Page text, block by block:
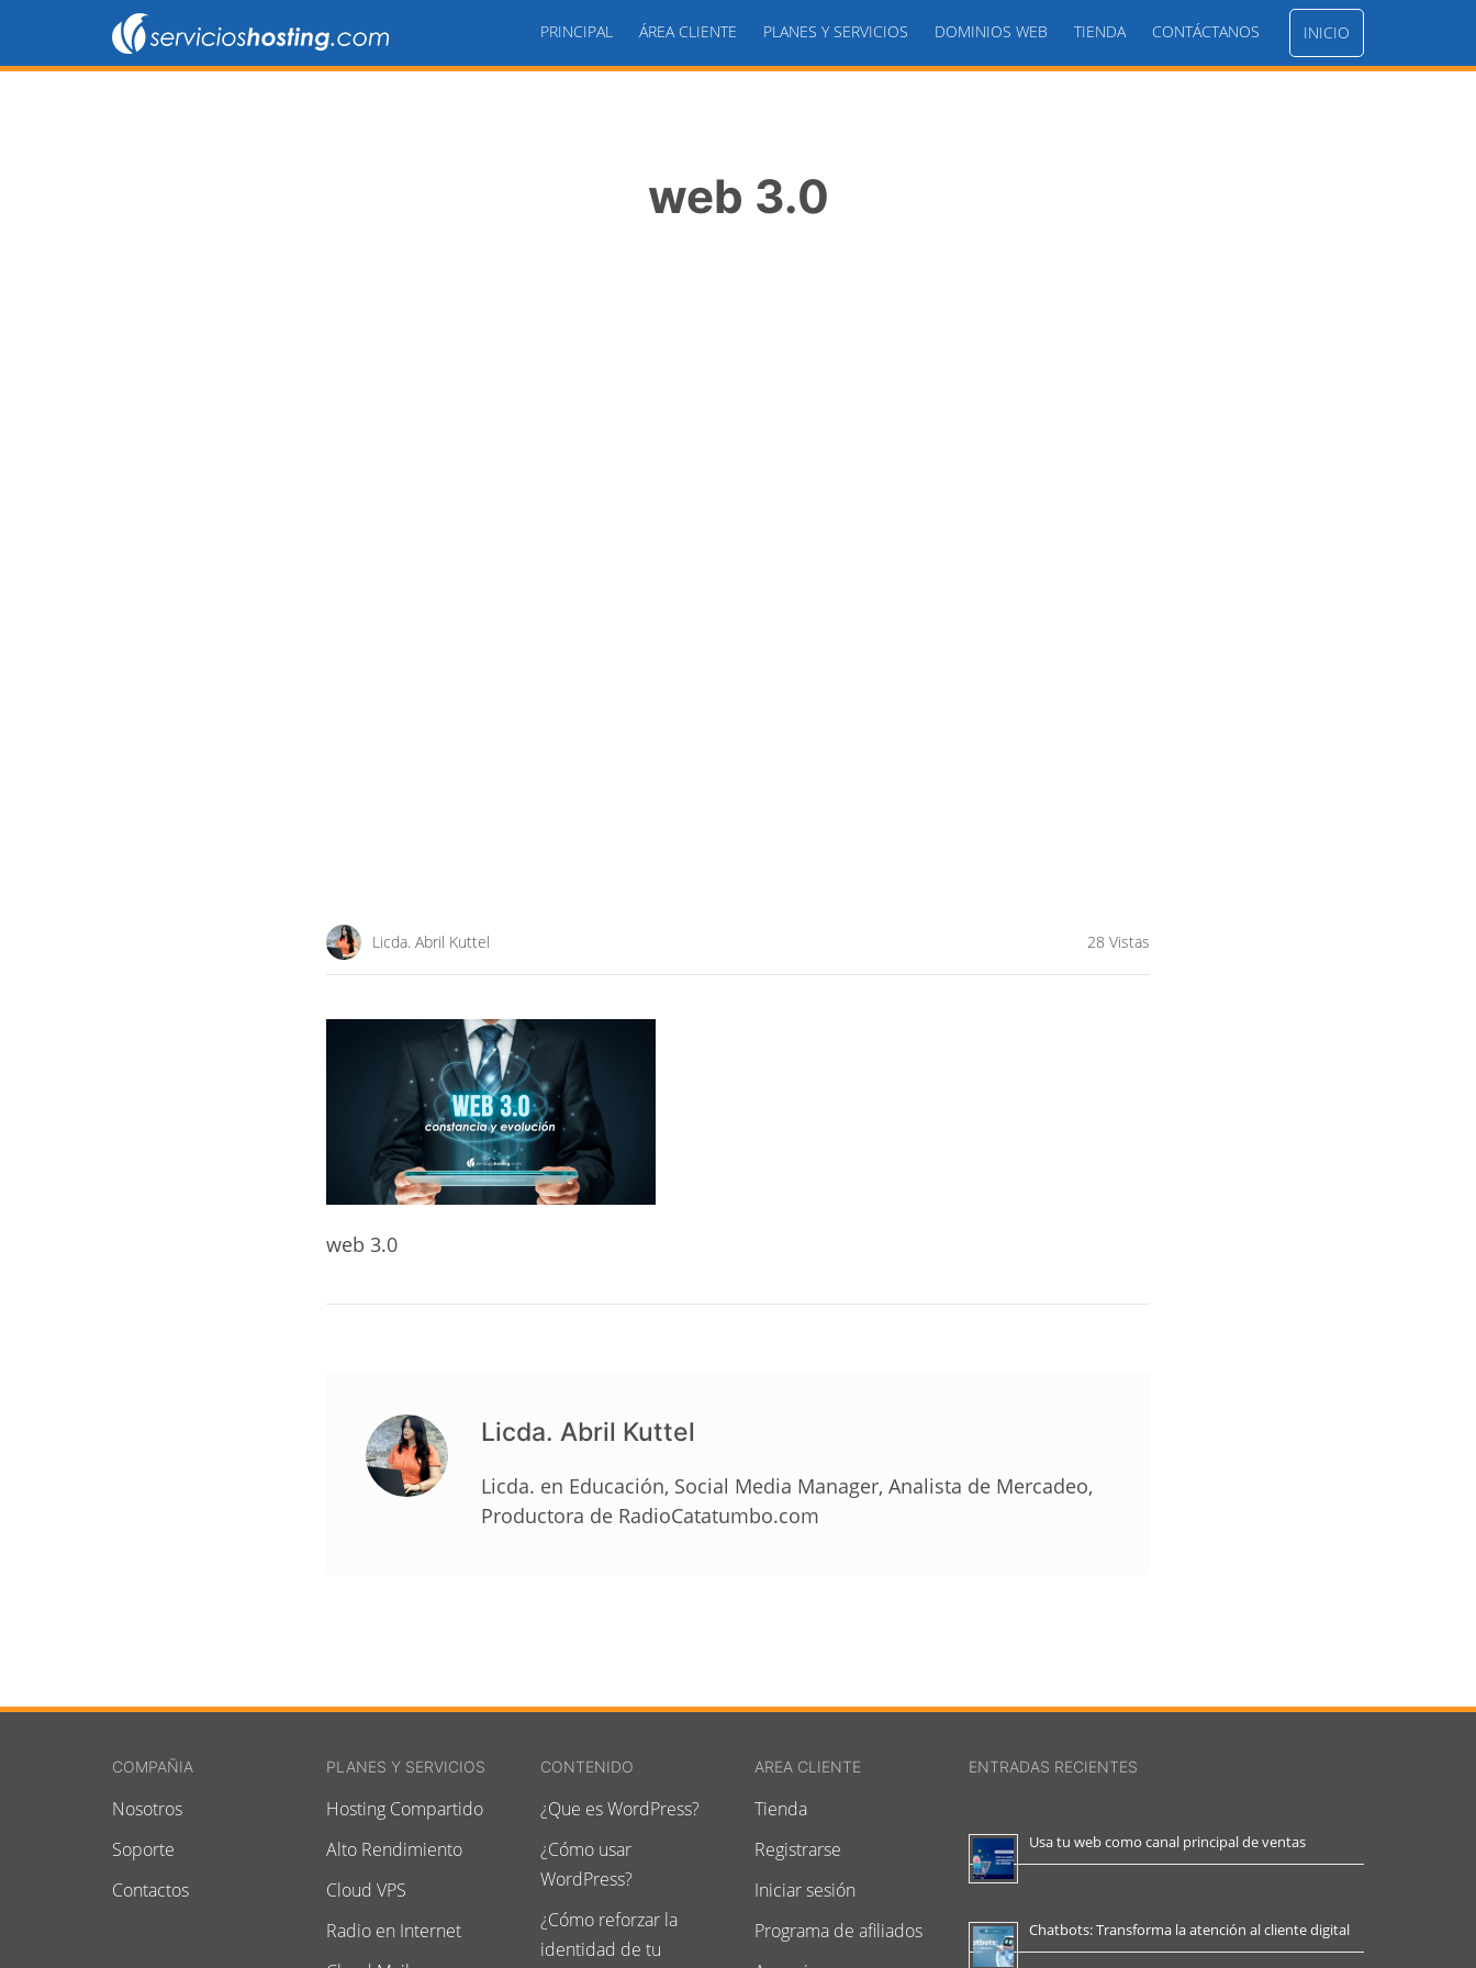
PRINCIPAL ÁREA CLIENTE PLANES Y SERVICIOS DOMINIOS WEB TIENDA CONTÁCTANOS INICIO
web 3.0
Licda. Abril Kuttel 28 Vistas
web 3.0
Licda. Abril Kuttel
Licda. en Educación, Social Media Manager, Analista de Mercadeo,
Productora de RadioCatatumbo.com
COMPAÑIA
Nosotros
Soporte
Contactos
PLANES Y SERVICIOS
Hosting Compartido
Alto Rendimiento
Cloud VPS
Radio en Internet
CONTENIDO
¿Que es WordPress?
¿Cómo usar
WordPress?
¿Cómo reforzar la
identidad de tu
AREA CLIENTE
Tienda
Registrarse
Iniciar sesión
Programa de afiliados
ENTRADAS RECIENTES
Usa tu web como canal principal de ventas
Chatbots: Transforma la atención al cliente digital